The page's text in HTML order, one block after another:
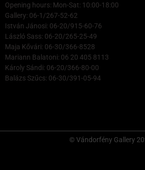
Opening hours: Mon-Sat: 10:00-18:00
Gallery: 06-1/267-52-62
István Jánosi: 06-20/915-60-76
László Sass: 06-20/265-25-49
Maja Kővári: 06-30/366-8528
Mariann Balatoni: 06 20 405 8113
Károly Sándi: 06-20/366-80-00
Balázs Szűcs: 06-30/391-05-94
© Vándorfény Gallery